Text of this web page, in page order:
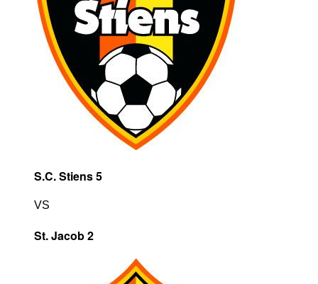
S.C. Stiens 5
VS
St. Jacob 2